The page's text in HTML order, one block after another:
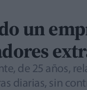
un
de 25 años,
diarias, sin